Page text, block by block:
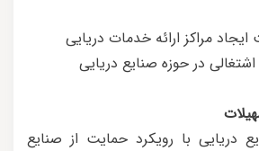
مراکز ارائه خدمات دریایی
در حوزه صنایع دریایی
دریایی با رویکرد حمایت از صنایع